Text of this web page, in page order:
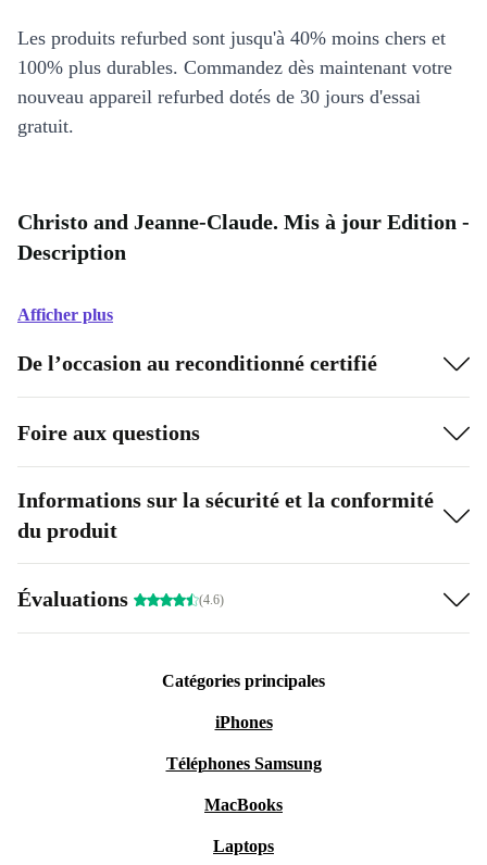
Les produits refurbed sont jusqu'à 40% moins chers et
100% plus durables. Commandez dès maintenant votre
nouveau appareil refurbed dotés de 30 jours d'essai
gratuit.
Christo and Jeanne-Claude. Mis à jour Edition -
Description
Afficher plus
De l’occasion au reconditionné certifié
Foire aux questions
Informations sur la sécurité et la conformité
du produit
Évaluations (4.6)
Catégories principales
iPhones
Téléphones Samsung
MacBooks
Laptops